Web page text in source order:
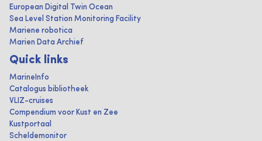
European Digital Twin Ocean
Sea Level Station Monitoring Facility
Mariene robotica
Marien Data Archief
Quick links
MarineInfo
Catalogus bibliotheek
VLIZ-cruises
Compendium voor Kust en Zee
Kustportaal
Scheldemonitor